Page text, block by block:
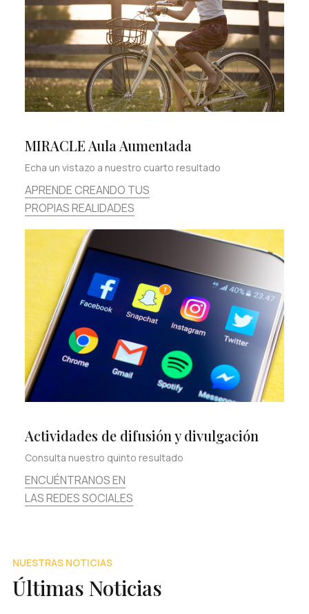
MIRACLE Aula Aumentada
Echa un vistazo a nuestro cuarto resultado
APRENDE CREANDO TUS
PROPIAS REALIDADES
Actividades de difusión y divulgación
Consulta nuestro quinto resultado
ENCUÉNTRANOS EN
LAS REDES SOCIALES
NUESTRAS NOTICIAS
Últimas Noticias